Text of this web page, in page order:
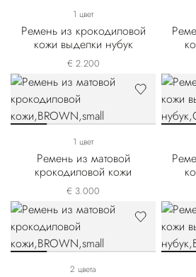
1 цвет
Ремень из крокодиловой
кожи выделки нубук
€ 2.200
1 цвет
Ремень из матовой
крокодиловой кожи
€ 3.000
2 цвета